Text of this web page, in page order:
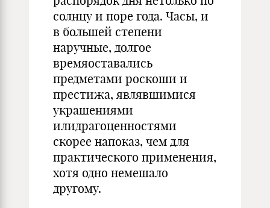
солнцу и поре года. Часы, и
в большей степени
наручные, долгое
времяоставались
предметами роскоши и
престижа, являвшимися
украшениями
илидрагоценностями
скорее напоказ, чем для
практического применения,
хотя одно немешало
другому.